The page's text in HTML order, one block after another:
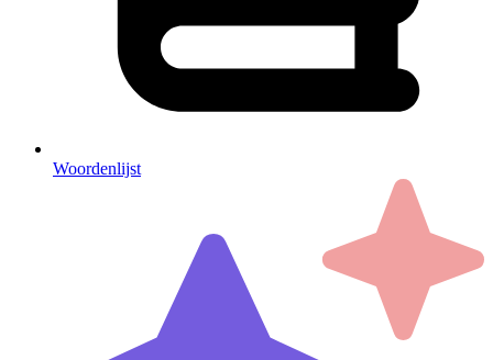
Woordenlijst